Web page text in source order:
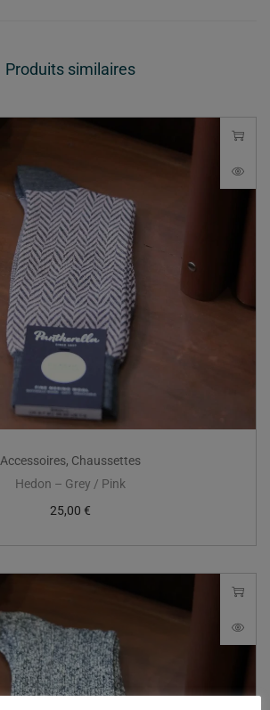
Produits similaires
Accessoires, Chaussettes
Hedon – Grey / Pink
25,00 €